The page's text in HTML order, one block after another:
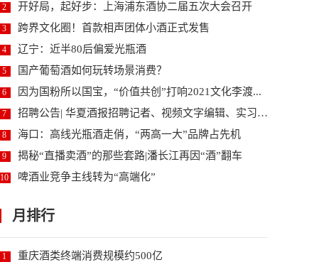
2 开好局，起好步：上海浦东酒协二届五次大会召开
3 跨界文化圈！首款相声团体小酒正式发售
4 辽宁：近半80后偏爱光瓶酒
5 国产葡萄酒如何玩转场景消费？
6 因为国粉所以国宝，“价值共创”打响2021文化李渡...
7 招聘公告| 华夏酒报招聘记者、视频文字编辑、实习编...
8 海口：高线光瓶酒走俏，“两高一大”品牌占先机
9 揭秘“直播卖酒”的那些套路|潘长江再因“酒”翻车
10 啤酒业竞争主线转为“高端化”
月排行
1 重庆酒类终端消费规模约500亿